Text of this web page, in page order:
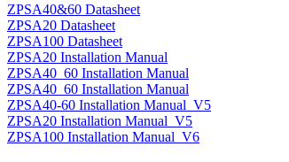
ZPSA40&60 Datasheet
ZPSA20 Datasheet
ZPSA100 Datasheet
ZPSA20 Installation Manual
ZPSA40_60 Installation Manual
ZPSA40_60 Installation Manual
ZPSA40-60 Installation Manual_V5
ZPSA20 Installation Manual_V5
ZPSA100 Installation Manual_V6